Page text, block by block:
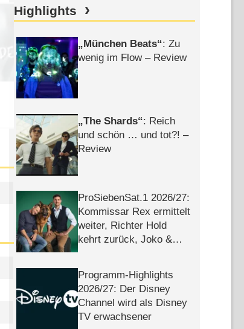
Bild:
Highlights
München Beats : Zu
wenig im Flow – Review
The Shards : Reich
und schön … und tot?! –
Review
ProSiebenSat.1 2026/​27:
Kommissar Rex ermittelt
weiter, Richter Hold
kehrt zurück, Joko &
Programm-Highlights
2026/​27: Der Disney
Channel wird als Disney
TV erwachsener